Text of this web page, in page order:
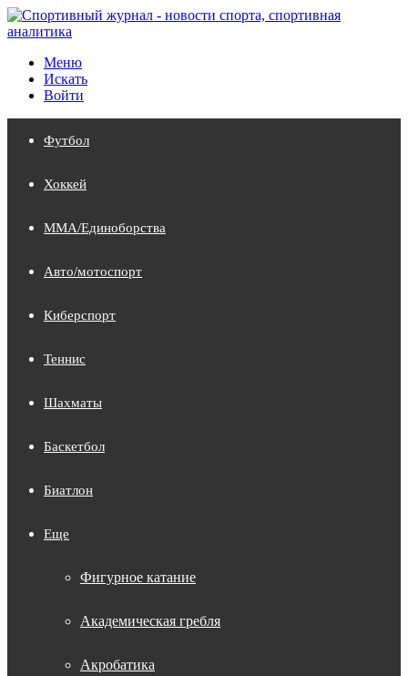
Меню
Искать
Войти
Футбол
Хоккей
MMA/Единоборства
Авто/мотоспорт
Киберспорт
Теннис
Шахматы
Баскетбол
Биатлон
Еще
Фигурное катание
Академическая гребля
Акробатика